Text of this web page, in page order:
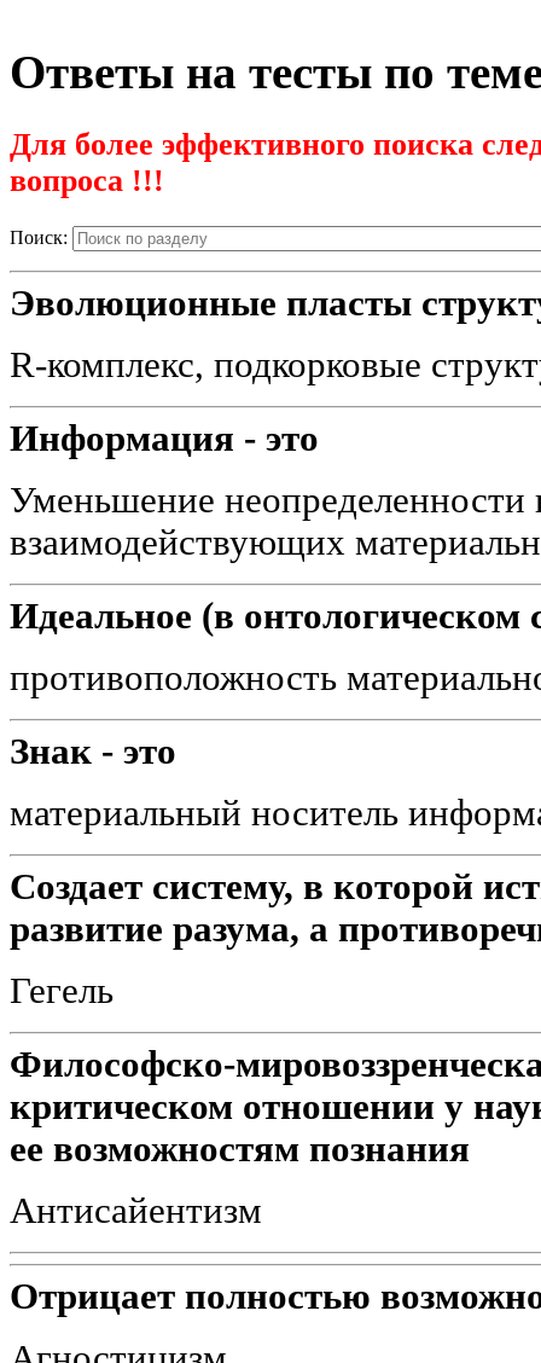
Ответы на тесты по
Для более эффективного поиска
вопроса !!!
Поиск:
Эволюционные пласты
R-комплекс, подкорковые
Информация - это
Уменьшение
взаимодействующих
Идеальное (в онтологическом
противоположность
Знак - это
материальный носитель
Создает систему, в которой
развитие разума, а
Гегель
Философско-
критическом отношении у
ее возможностям познания
Антисайентизм
Отрицает полностью